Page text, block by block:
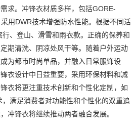
求。冲锋衣材质多样，包括GORE-
用DWR技术增强防水性能。根据不同活
、登山、滑雪和雨衣款。正确的保养和
期清洗、阴凉处风干等。随着户外运动
为都市时尚单品，并融入日常服饰设
衣设计中日益重要，采用环保材料和减
衣将更注重技术创新和个性化定制，如
满足消费者对功能性和个性化的双重追
冲锋衣将继续推动两者融合发展。